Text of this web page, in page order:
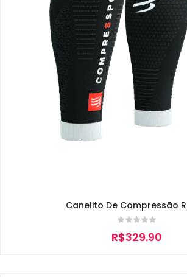
Canelito De Compressão
R$329.90